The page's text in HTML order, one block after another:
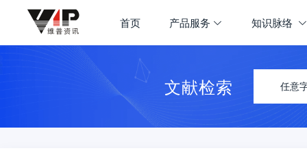
首页 产品服务 知识脉络
文献检索 任意